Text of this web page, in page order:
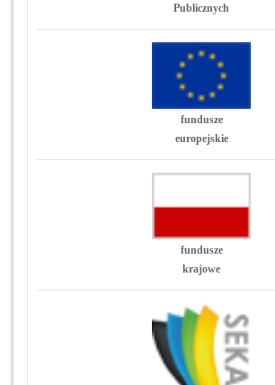
Publicznych
fundusze
europejskie
fundusze
krajowe